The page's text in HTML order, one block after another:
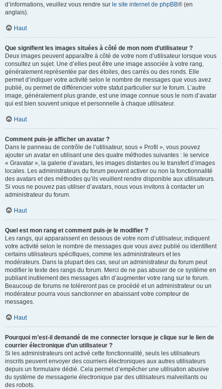
d’informations, veuillez vous rendre sur le site internet de phpBB® (en
anglais).
Haut
Que signifient les images situées à côté de mon nom d’utilisateur ?
Deux images peuvent apparaître à côté de votre nom d’utilisateur lorsque vous
consultez un sujet. Une d’elles peut être une image associée à votre rang,
généralement représentée par des étoiles, des carrés ou des ronds. Elle
permet d’indiquer votre activité selon le nombre de messages que vous avez
publié, ou permet de différencier votre statut particulier sur le forum. L’autre
image, généralement plus grande, est une image connue sous le nom d’avatar
qui est bien souvent unique et personnelle à chaque utilisateur.
Haut
Comment puis-je afficher un avatar ?
Dans le panneau de contrôle de l’utilisateur, sous « Profil », vous pouvez
ajouter un avatar en utilisant une des quatre méthodes suivantes : le service
« Gravatar », la galerie d’avatars, les images distantes ou le transfert d’images
locales. Les administrateurs du forum peuvent activer ou non la fonctionnalité
des avatars et des méthodes qu’ils veuillent rendre disponible aux utilisateurs.
Si vous ne pouvez pas utiliser d’avatars, nous vous invitons à contacter un
administrateur du forum.
Haut
Quel est mon rang et comment puis-je le modifier ?
Les rangs, qui apparaissent en dessous de votre nom d’utilisateur, indiquent
votre activité selon le nombre de messages que vous avez publié ou identifient
certains utilisateurs spécifiques, comme les administrateurs et les
modérateurs. Dans la plupart des cas, seul un administrateur du forum peut
modifier le texte des rangs du forum. Merci de ne pas abuser de ce système en
publiant inutilement des messages afin d’augmenter votre rang sur le forum.
Beaucoup de forums ne toléreront pas ce procédé et un administrateur ou un
modérateur pourra vous sanctionner en abaissant votre compteur de
messages.
Haut
Pourquoi m’est-il demandé de me connecter lorsque je clique sur le lien de
courrier électronique d’un utilisateur ?
Si les administrateurs ont activé cette fonctionnalité, seuls les utilisateurs
inscrits peuvent envoyer des courriers électroniques aux autres utilisateurs
depuis un formulaire dédié. Cela permet d’empêcher une utilisation abusive
du système de messagerie électronique par des utilisateurs malveillants ou
des robots.